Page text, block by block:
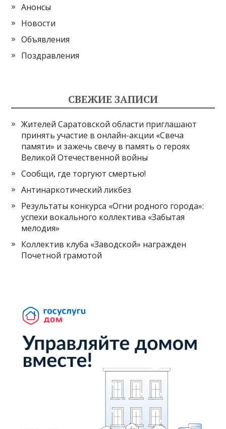
Анонсы
Новости
Объявления
Поздравления
СВЕЖИЕ ЗАПИСИ
Жителей Саратовской области приглашают
принять участие в онлайн-акции «Свеча
памяти» и зажечь свечу в память о героях
Великой Отечественной войны
Сообщи, где торгуют смертью!
Антинаркотический ликбез
Результаты конкурса «Огни родного города»:
успехи вокального коллектива «Забытая
мелодия»
Коллектив клуба «Заводской» награжден
Почетной грамотой